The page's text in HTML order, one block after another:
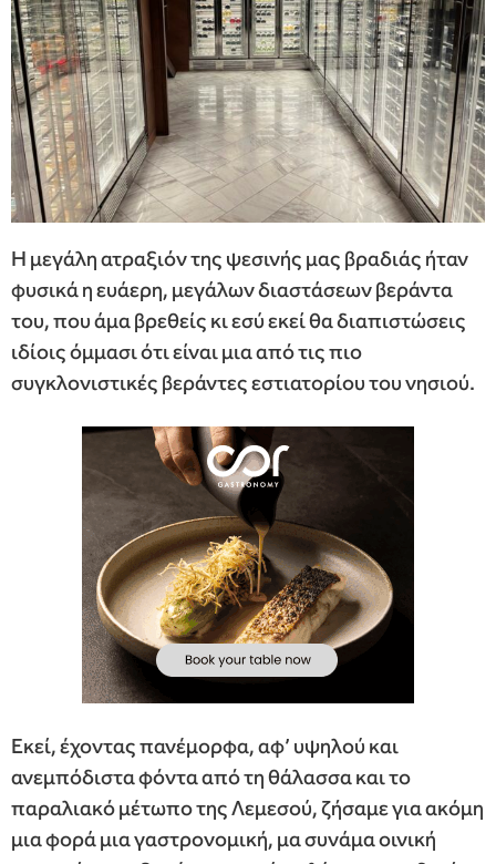
Η μεγάλη ατραξιόν της ψεσινής μας βραδιάς ήταν
φυσικά η ευάερη, μεγάλων διαστάσεων βεράντα
του, που άμα βρεθείς κι εσύ εκεί θα διαπιστώσεις
ιδίοις όμμασι ότι είναι μια από τις πιο
συγκλονιστικές βεράντες εστιατορίου του νησιού.
Εκεί, έχοντας πανέμορφα, αφ’ υψηλού και
ανεμπόδιστα φόντα από τη θάλασσα και το
παραλιακό μέτωπο της Λεμεσού, ζήσαμε για ακόμη
μια φορά μια γαστρονομική, μα συνάμα οινική